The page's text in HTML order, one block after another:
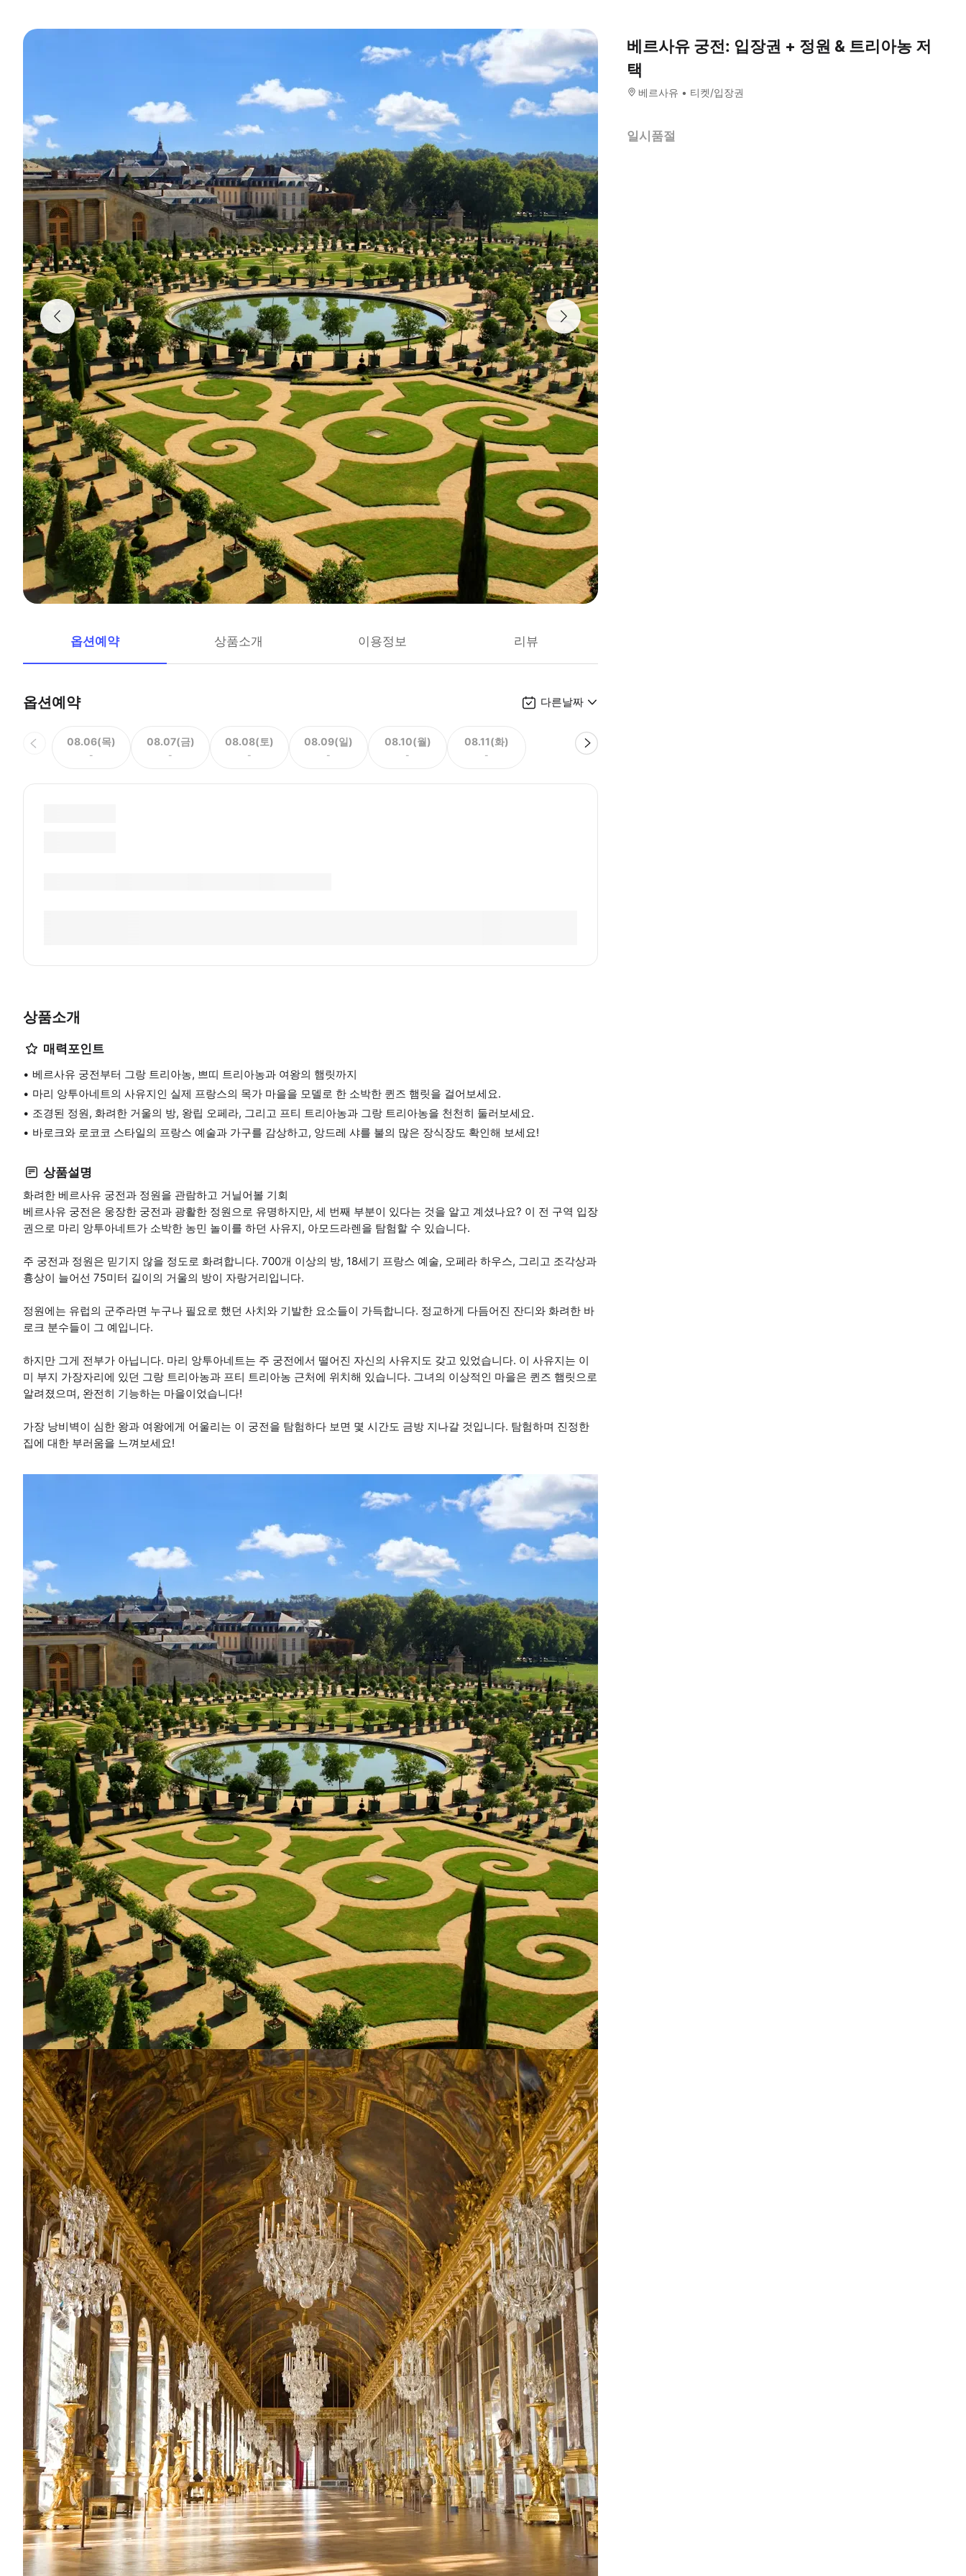
옵션예약 상품소개 이용정보 리뷰
옵션예약 다른날짜
08.06(목)
-
08.07(금)
-
08.08(토)
-
08.09(일)
-
08.10(월)
-
08.11(화)
-
상품소개
매력포인트
베르사유 궁전부터 그랑 트리아농, 쁘띠 트리아농과 여왕의 햄릿까지
마리 앙투아네트의 사유지인 실제 프랑스의 목가 마을을 모델로 한 소박한 퀸즈 햄릿을 걸어보세요.
조경된 정원, 화려한 거울의 방, 왕립 오페라, 그리고 프티 트리아농과 그랑 트리아농을 천천히 둘러보세요.
바로크와 로코코 스타일의 프랑스 예술과 가구를 감상하고, 앙드레 샤를 불의 많은 장식장도 확인해 보세요!
상품설명
화려한 베르사유 궁전과 정원을 관람하고 거닐어볼 기회
베르사유 궁전은 웅장한 궁전과 광활한 정원으로 유명하지만, 세 번째 부분이 있다는 것을 알고 계셨나요? 이 전 구역 입장
권으로 마리 앙투아네트가 소박한 농민 놀이를 하던 사유지, 아모드라렌을 탐험할 수 있습니다.
주 궁전과 정원은 믿기지 않을 정도로 화려합니다. 700개 이상의 방, 18세기 프랑스 예술, 오페라 하우스, 그리고 조각상과
흉상이 늘어선 75미터 길이의 거울의 방이 자랑거리입니다.
정원에는 유럽의 군주라면 누구나 필요로 했던 사치와 기발한 요소들이 가득합니다. 정교하게 다듬어진 잔디와 화려한 바
로크 분수들이 그 예입니다.
하지만 그게 전부가 아닙니다. 마리 앙투아네트는 주 궁전에서 떨어진 자신의 사유지도 갖고 있었습니다. 이 사유지는 이
미 부지 가장자리에 있던 그랑 트리아농과 프티 트리아농 근처에 위치해 있습니다. 그녀의 이상적인 마을은 퀸즈 햄릿으로
알려졌으며, 완전히 기능하는 마을이었습니다!
가장 낭비벽이 심한 왕과 여왕에게 어울리는 이 궁전을 탐험하다 보면 몇 시간도 금방 지나갈 것입니다. 탐험하며 진정한
집에 대한 부러움을 느껴보세요!
베르사유 궁전: 입장권 + 정원 & 트리아농 저
택
베르사유 티켓/입장권
일시품절